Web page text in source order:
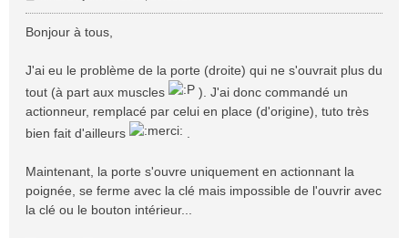
e
s
g
e
Bonjour à tous,
J'ai eu le problème de la porte (droite) qui ne s'ouvrait plus du
tout (à part aux muscles
). J'ai donc commandé un
actionneur, remplacé par celui en place (d'origine), tuto très
bien fait d'ailleurs
Maintenant, la porte s'ouvre uniquement en actionnant la
poignée, se ferme avec la clé mais impossible de l'ouvrir avec
la clé ou le bouton intérieur...